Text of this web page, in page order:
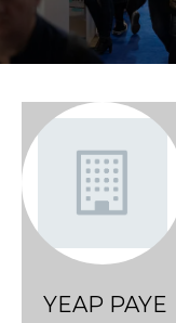
YEAP PAYE